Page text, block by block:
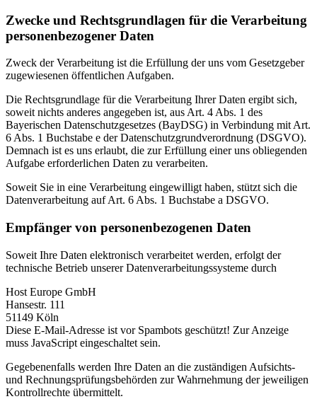
Zwecke und Rechtsgrundlagen für die Verarbeitung
personenbezogener Daten
Zweck der Verarbeitung ist die Erfüllung der uns vom Gesetzgeber
zugewiesenen öffentlichen Aufgaben.
Die Rechtsgrundlage für die Verarbeitung Ihrer Daten ergibt sich,
soweit nichts anderes angegeben ist, aus Art. 4 Abs. 1 des
Bayerischen Datenschutzgesetzes (BayDSG) in Verbindung mit Art.
6 Abs. 1 Buchstabe e der Datenschutzgrundverordnung (DSGVO).
Demnach ist es uns erlaubt, die zur Erfüllung einer uns obliegenden
Aufgabe erforderlichen Daten zu verarbeiten.
Soweit Sie in eine Verarbeitung eingewilligt haben, stützt sich die
Datenverarbeitung auf Art. 6 Abs. 1 Buchstabe a DSGVO.
Empfänger von personenbezogenen Daten
Soweit Ihre Daten elektronisch verarbeitet werden, erfolgt der
technische Betrieb unserer Datenverarbeitungssysteme durch
Host Europe GmbH
Hansestr. 111
51149 Köln
Diese E-Mail-Adresse ist vor Spambots geschützt! Zur Anzeige
muss JavaScript eingeschaltet sein.
Gegebenenfalls werden Ihre Daten an die zuständigen Aufsichts-
und Rechnungsprüfungsbehörden zur Wahrnehmung der jeweiligen
Kontrollrechte übermittelt.